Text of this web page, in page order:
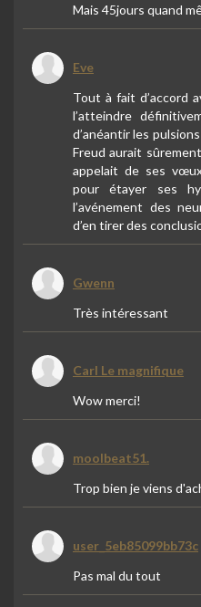
Mais 45jours quand
Eve
Tout à fait d’accord
l’atteindre
d’anéantir les
Freud aurait
appelait de ses
pour étayer ses
l’avénement des
d’en tirer des
Gwenn
Très intéressant
Carl Le magnifique
Wow merci!
moolbeat51.
Trop bien je viens
user_5eb85099bb73c
Pas mal du tout